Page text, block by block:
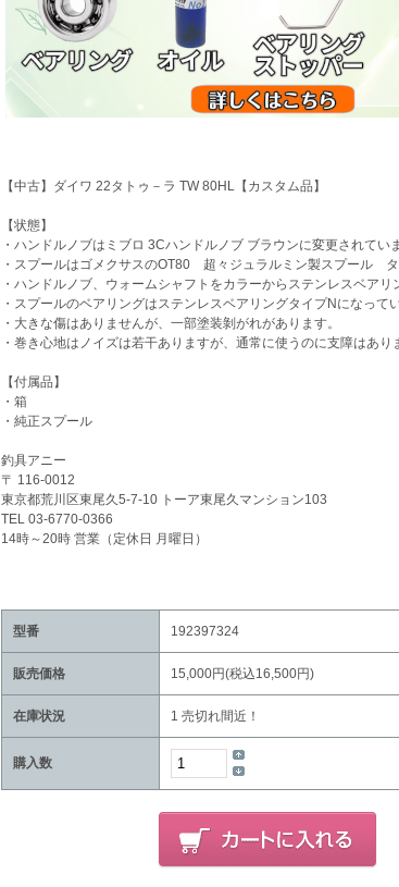
【中古】ダイワ 22タトゥ－ラ TW 80HL【カスタム品】
【状態】
・ハンドルノブはミブロ 3Cハンドルノブ ブラウンに変更されてい
・スプールはゴメクサスのOT80 超々ジュラルミン製スプール タ
・ハンドルノブ、ウォームシャフトをカラーからステンレスベアリ
・スプールのベアリングはステンレスベアリングタイプNになってい
・大きな傷はありませんが、一部塗装剝がれがあります。
・巻き心地はノイズは若干ありますが、通常に使うのに支障はあり
【付属品】
・箱
・純正スプール
釣具アニー
〒 116-0012
東京都荒川区東尾久5-7-10 トーア東尾久マンション103
TEL 03-6770-0366
14時～20時 営業（定休日 月曜日）
型番 192397324
販売価格 15,000円(税込16,500円)
在庫状況 1 売切れ間近！
購入数